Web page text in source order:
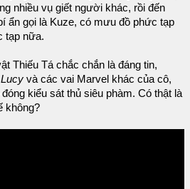
nhiều vụ giết người khác, rồi đến
ẩn gọi là Kuze, có mưu đồ phức tạp
tạp nữa.
Thiếu Tá chắc chắn là đáng tin,
Lucy và các vai Marvel khác của cô,
kiểu sát thủ siêu phàm. Có thật là
không?